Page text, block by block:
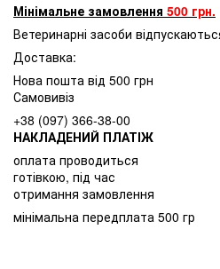
Мінімальне замовлення 500 грн.
Ветеринарні засоби
Доставка:
Нова пошта від 500 грн
Самовивіз
+38 (097) 366-38-00
НАКЛАДЕНИЙ ПЛАТІЖ
оплата проводиться
готівкою, під час
отримання замовлення
мінімальна передплата 500 гр